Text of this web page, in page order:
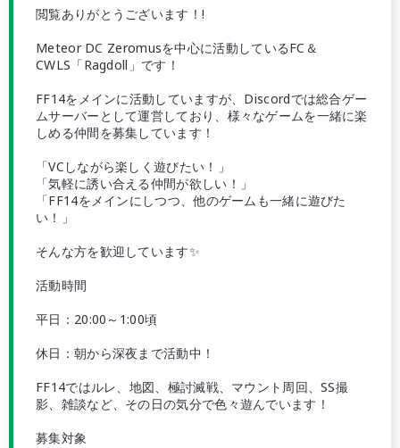
閲覧ありがとうございます！!
Meteor DC Zeromusを中心に活動しているFC＆
CWLS「Ragdoll」です！
FF14をメインに活動していますが、Discordでは総合ゲー
ムサーバーとして運営しており、様々なゲームを一緒に楽
しめる仲間を募集しています！
「VCしながら楽しく遊びたい！」
「気軽に誘い合える仲間が欲しい！」
「FF14をメインにしつつ、他のゲームも一緒に遊びた
い！」
そんな方を歓迎しています✨
活動時間
平日：20:00～1:00頃
休日：朝から深夜まで活動中！
FF14ではルレ、地図、極討滅戦、マウント周回、SS撮
影、雑談など、その日の気分で色々遊んでいます！
募集対象